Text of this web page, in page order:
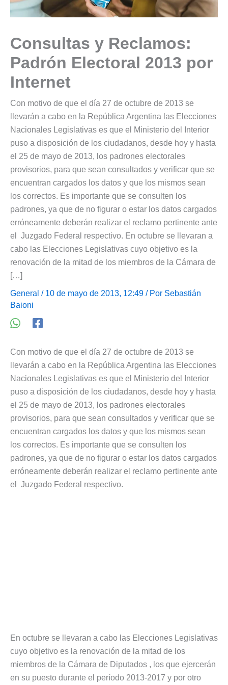
Consultas y Reclamos:
Padrón Electoral 2013 por
Internet
Con motivo de que el día 27 de octubre de 2013 se
llevarán a cabo en la República Argentina las Elecciones
Nacionales Legislativas es que el Ministerio del Interior
puso a disposición de los ciudadanos, desde hoy y hasta
el 25 de mayo de 2013, los padrones electorales
provisorios, para que sean consultados y verificar que se
encuentran cargados los datos y que los mismos sean
los correctos. Es importante que se consulten los
padrones, ya que de no figurar o estar los datos cargados
erróneamente deberán realizar el reclamo pertinente ante
el Juzgado Federal respectivo. En octubre se llevaran a
cabo las Elecciones Legislativas cuyo objetivo es la
renovación de la mitad de los miembros de la Cámara de
[…]
General / 10 de mayo de 2013, 12:49 / Por Sebastián
Baioni
Con motivo de que el día 27 de octubre de 2013 se
llevarán a cabo en la República Argentina las Elecciones
Nacionales Legislativas es que el Ministerio del Interior
puso a disposición de los ciudadanos, desde hoy y hasta
el 25 de mayo de 2013, los padrones electorales
provisorios, para que sean consultados y verificar que se
encuentran cargados los datos y que los mismos sean
los correctos. Es importante que se consulten los
padrones, ya que de no figurar o estar los datos cargados
erróneamente deberán realizar el reclamo pertinente ante
el Juzgado Federal respectivo.
En octubre se llevaran a cabo las Elecciones Legislativas
cuyo objetivo es la renovación de la mitad de los
miembros de la Cámara de Diputados , los que ejercerán
en su puesto durante el período 2013-2017 y por otro